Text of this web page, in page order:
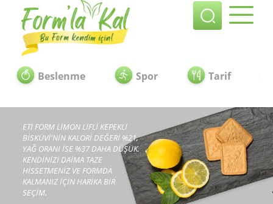
Beslenme Spor Tarif
ETİ FORM LİMON LİFLİ KEPEKLİ
BİSKÜVİ'NİN KALORİ DEĞERİ %21,
YAĞ ORANI İSE %37 DAHA DÜŞÜK.
KENDİNİZİ DAİMA TAZE
HİSSETMENİZ VE FORMDA
KALMANIZ İÇİN HARİKA BİR
SEÇİM.